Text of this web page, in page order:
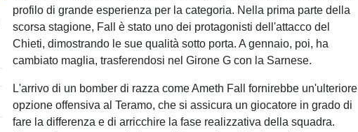
profilo di grande esperienza per la categoria. Nella prima parte della
scorsa stagione, Fall è stato uno dei protagonisti dell'attacco del
Chieti, dimostrando le sue qualità sotto porta. A gennaio, poi, ha
cambiato maglia, trasferendosi nel Girone G con la Sarnese.
L'arrivo di un bomber di razza come Ameth Fall fornirebbe un'ulteriore
opzione offensiva al Teramo, che si assicura un giocatore in grado di
fare la differenza e di arricchire la fase realizzativa della squadra.